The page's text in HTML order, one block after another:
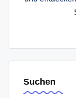
Suchen